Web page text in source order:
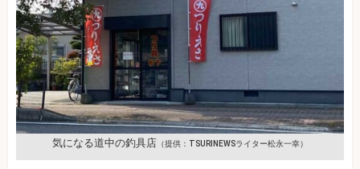
気になる道中の釣具店 （提供：TSURINEWSライター松永一幸）